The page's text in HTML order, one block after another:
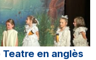
en anglès